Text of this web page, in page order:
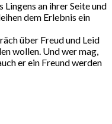
an ihrer Seite und
dem Erlebnis ein
über Freud und Leid
wollen. Und wer mag,
er ein Freund werden